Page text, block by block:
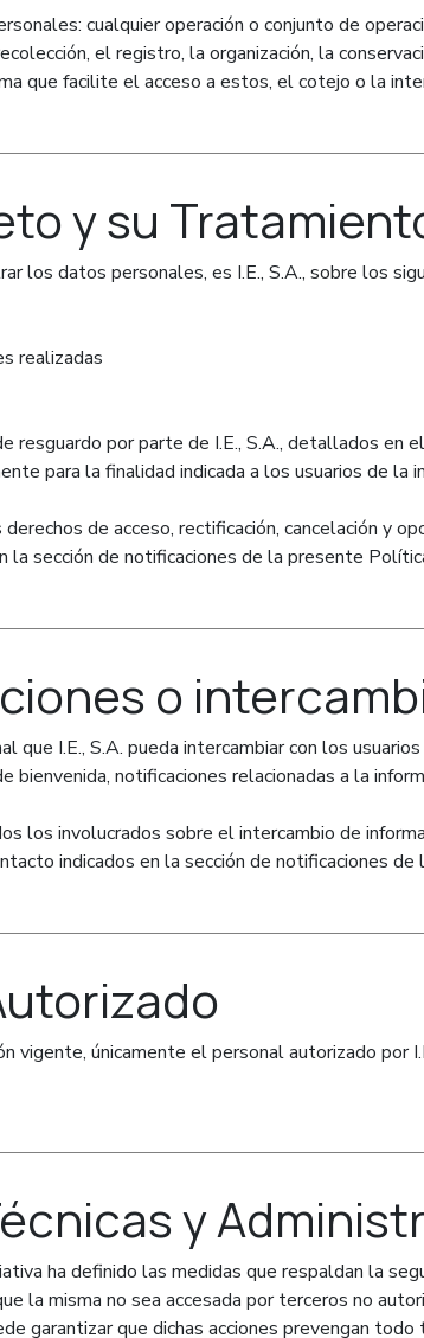
cualquier operación o conjunto de
el registro, la organización, la
que facilite el acceso a estos, el cotejo o la
y su
los datos personales, es I.E., S.A., sobre los
realizadas
resguardo por parte de I.E., S.A., detallados en
para la finalidad indicada a los usuarios de la
de acceso, rectificación, cancelación y
la sección de notificaciones de la presente
o
que I.E., S.A. pueda intercambiar con los
bienvenida, notificaciones relacionadas a la
los involucrados sobre el intercambio de
indicados en la sección de notificaciones
vigente, únicamente el personal autorizado por
y
ha definido las medidas que respaldan la
la misma no sea accesada por terceros no
garantizar que dichas acciones prevengan